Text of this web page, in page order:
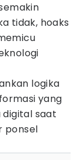
tidak, hoaks
logika
yang
digital saat
ponsel